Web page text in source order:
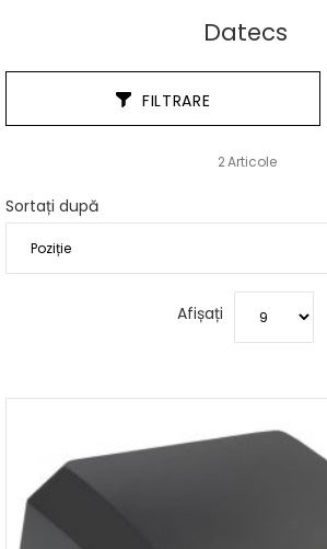
Datecs
FILTRARE
Sortați după
2Articole
Afișați